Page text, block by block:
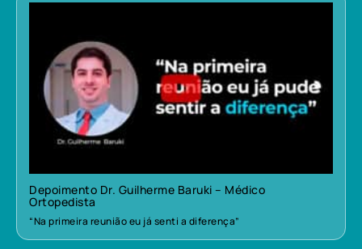
Depoimento Dr. Guilherme Baruki – Médico
Ortopedista
“Na primeira reunião eu já senti a diferença”